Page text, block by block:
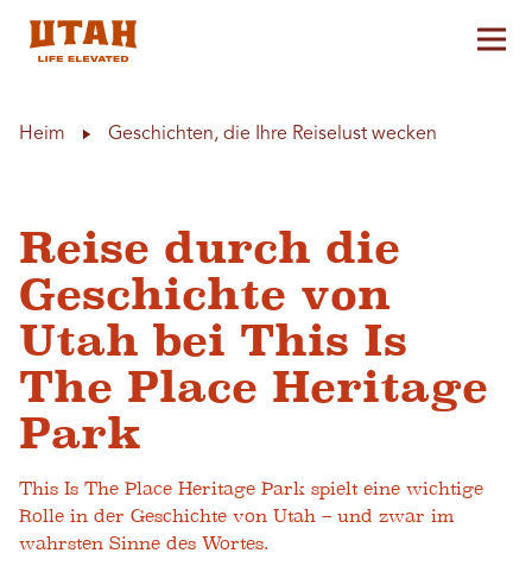
Heim Geschichten, die Ihre Reiselust wecken
Reise durch die
Geschichte von
Utah bei This Is
The Place Heritage
Park
This Is The Place Heritage Park spielt eine wichtige
Rolle in der Geschichte von Utah – und zwar im
wahrsten Sinne des Wortes.